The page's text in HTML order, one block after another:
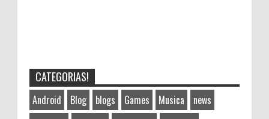
CATEGORIAS!
Android Blog blogs Games Musica
news